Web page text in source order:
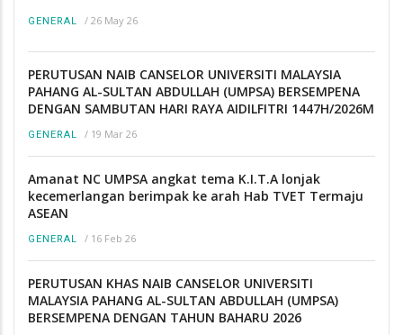
GENERAL / 26 May 26
PERUTUSAN NAIB CANSELOR UNIVERSITI MALAYSIA
PAHANG AL-SULTAN ABDULLAH (UMPSA) BERSEMPENA
DENGAN SAMBUTAN HARI RAYA AIDILFITRI 1447H/2026M
GENERAL / 19 Mar 26
Amanat NC UMPSA angkat tema K.I.T.A lonjak
kecemerlangan berimpak ke arah Hab TVET Termaju
ASEAN
GENERAL / 16 Feb 26
PERUTUSAN KHAS NAIB CANSELOR UNIVERSITI
MALAYSIA PAHANG AL-SULTAN ABDULLAH (UMPSA)
BERSEMPENA DENGAN TAHUN BAHARU 2026